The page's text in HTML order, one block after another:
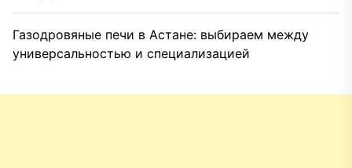
Газодровяные печи в Астане: выбираем между
универсальностью и специализацией